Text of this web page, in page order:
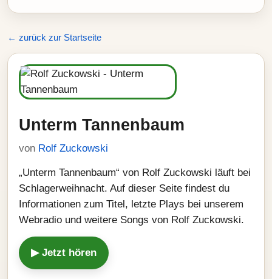
← zurück zur Startseite
Unterm Tannenbaum
von Rolf Zuckowski
„Unterm Tannenbaum“ von Rolf Zuckowski läuft bei
Schlagerweihnacht. Auf dieser Seite findest du
Informationen zum Titel, letzte Plays bei unserem
Webradio und weitere Songs von Rolf Zuckowski.
▶ Jetzt hören